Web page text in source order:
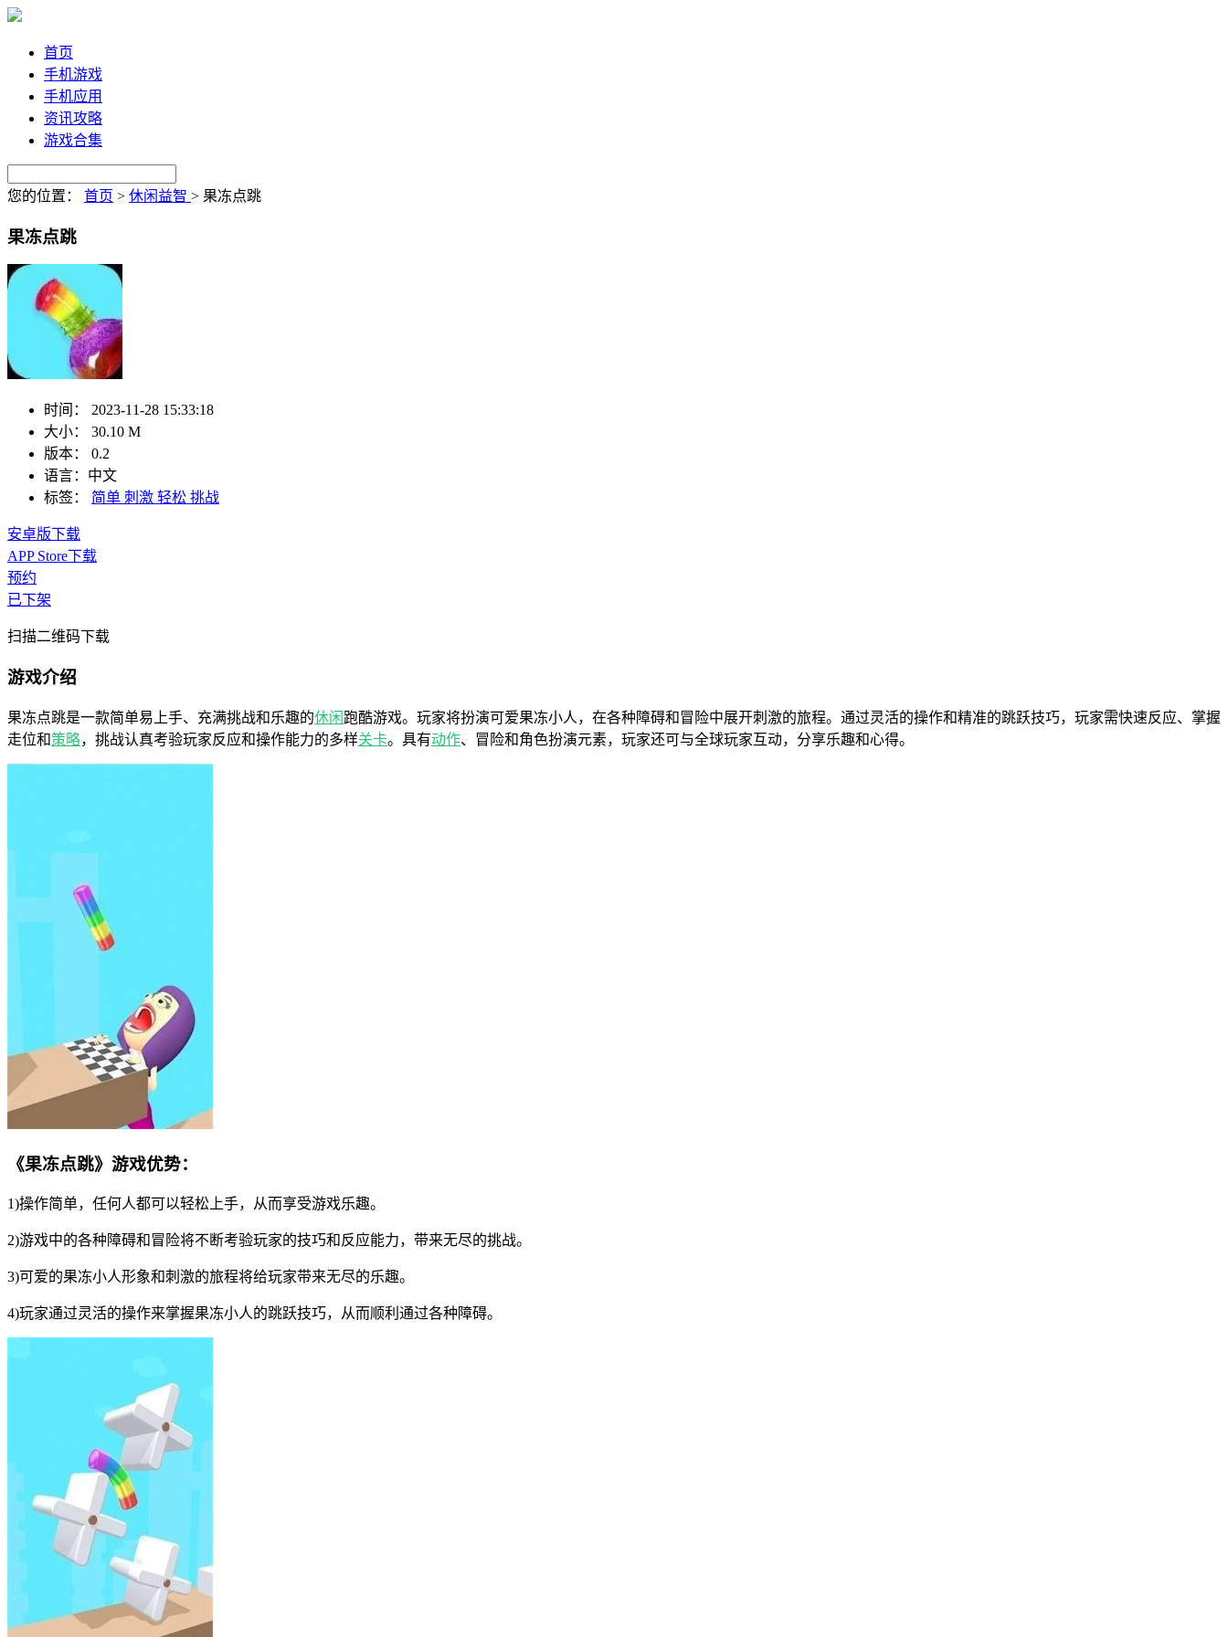
首页
手机游戏
手机应用
资讯攻略
游戏合集
您的位置： 首页 > 休闲益智 > 果冻点跳
果冻点跳
时间：
2023-11-28 15:33:18
大小：
30.10 M
版本：
0.2
语言： 中文
标签：
简单 刺激 轻松 挑战
安卓版下载
APP Store下载
预约
已下架
扫描二维码下载
游戏介绍
果冻点跳是一款简单易上手、充满挑战和乐趣的休闲 跑酷游戏。玩家将扮演可爱果冻小人，在各种障碍和冒险中展开刺激的旅程。通过灵活的操作和精准的跳跃技巧，玩家需快速反应、掌握
走位和策略，挑战认真考验玩家反应和操作能力的多样关卡。具有动作、冒险和角色扮演元素，玩家还可与全球玩家互动，分享乐趣和心得。
《果冻点跳》游戏优势：
1)操作简单，任何人都可以轻松上手，从而享受游戏乐趣。
2)游戏中的各种障碍和冒险将不断考验玩家的技巧和反应能力，带来无尽的挑战。
3)可爱的果冻小人形象和刺激的旅程将给玩家带来无尽的乐趣。
4)玩家通过灵活的操作来掌握果冻小人的跳跃技巧，从而顺利通过各种障碍。